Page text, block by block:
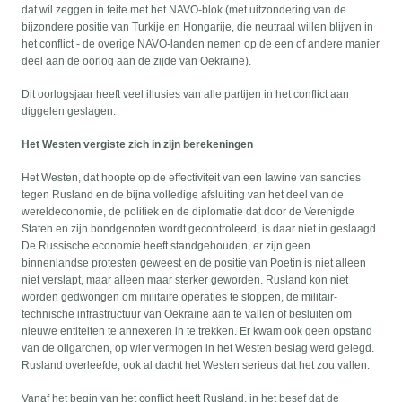
dat wil zeggen in feite met het NAVO-blok (met uitzondering van de
bijzondere positie van Turkije en Hongarije, die neutraal willen blijven in
het conflict - de overige NAVO-landen nemen op de een of andere manier
deel aan de oorlog aan de zijde van Oekraïne).
Dit oorlogsjaar heeft veel illusies van alle partijen in het conflict aan
diggelen geslagen.
Het Westen vergiste zich in zijn berekeningen
Het Westen, dat hoopte op de effectiviteit van een lawine van sancties
tegen Rusland en de bijna volledige afsluiting van het deel van de
wereldeconomie, de politiek en de diplomatie dat door de Verenigde
Staten en zijn bondgenoten wordt gecontroleerd, is daar niet in geslaagd.
De Russische economie heeft standgehouden, er zijn geen
binnenlandse protesten geweest en de positie van Poetin is niet alleen
niet verslapt, maar alleen maar sterker geworden. Rusland kon niet
worden gedwongen om militaire operaties te stoppen, de militair-
technische infrastructuur van Oekraïne aan te vallen of besluiten om
nieuwe entiteiten te annexeren in te trekken. Er kwam ook geen opstand
van de oligarchen, op wier vermogen in het Westen beslag werd gelegd.
Rusland overleefde, ook al dacht het Westen serieus dat het zou vallen.
Vanaf het begin van het conflict heeft Rusland, in het besef dat de